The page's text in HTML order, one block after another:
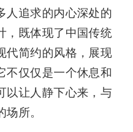
人追求的内心深处的
，既体现了中国传统
代简约的风格，展现
不仅仅是一个休息和
以让人静下心来，与
所。